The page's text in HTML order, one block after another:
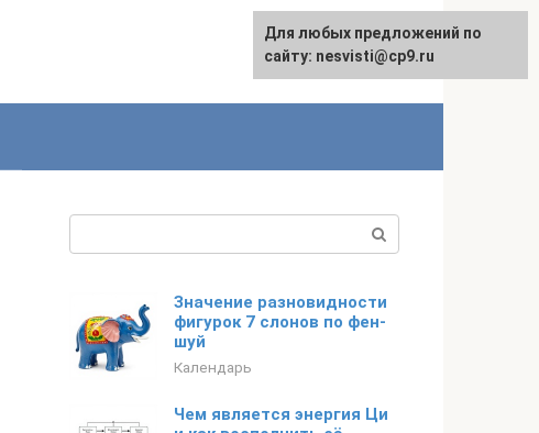
Значение разновидности
фигурок 7 слонов по фен-
шуй
Календарь
Чем является энергия Ци
Для любых предложений по
сайту: nesvisti@cp9.ru